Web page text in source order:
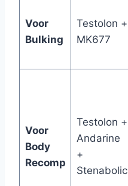
Voor
Bulking
Testolon +
MK677
Voor
Body
Recomp
Testolon +
Andarine
+
Stenabolic